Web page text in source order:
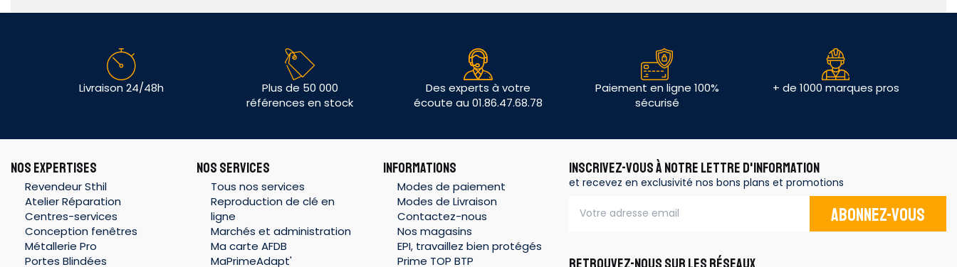
Livraison 24/48h
Plus de 50 000
références en stock
Des experts à votre
écoute au 01.86.47.68.78
Paiement en ligne 100%
sécurisé
+ de 1000 marques pros
NOS EXPERTISES
Revendeur Sthil
Atelier Réparation
Centres-services
Conception fenêtres
Métallerie Pro
Portes Blindées
NOS SERVICES
Tous nos services
Reproduction de clé en
ligne
Marchés et administration
Ma carte AFDB
MaPrimeAdapt'
INFORMATIONS
Modes de paiement
Modes de Livraison
Contactez-nous
Nos magasins
EPI, travaillez bien protégés
Prime TOP BTP
INSCRIVEZ-VOUS À NOTRE LETTRE D'INFORMATION
et recevez en exclusivité nos bons plans et promotions
Abonnez-vous